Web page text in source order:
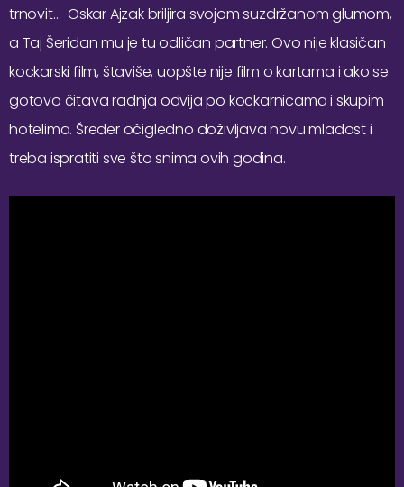
trnovit… Oskar Ajzak briljira svojom suzdržanom glumom,
a Taj Šeridan mu je tu odličan partner. Ovo nije klasičan
kockarski film, štaviše, uopšte nije film o kartama i ako se
gotovo čitava radnja odvija po kockarnicama i skupim
hotelima. Šreder očigledno doživljava novu mladost i
treba ispratiti sve što snima ovih godina.